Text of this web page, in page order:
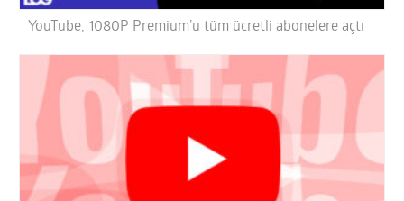
YouTube, 1080P Premium’u tüm ücretli abonelere açtı